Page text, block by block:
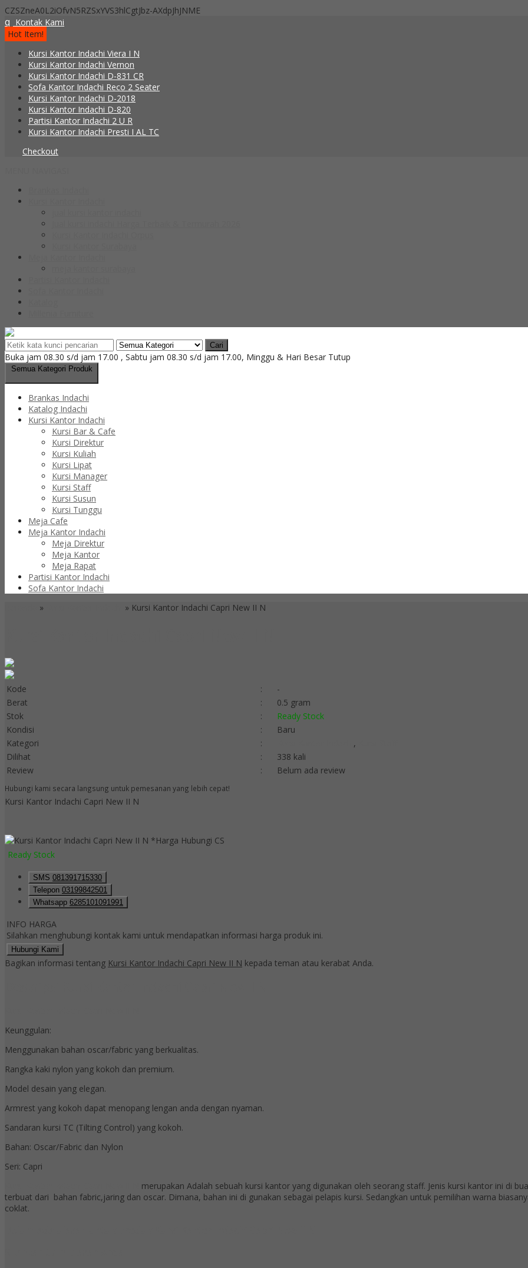
CZSZneA0L2iOfvN5RZSxYVS3hlCgtJbz-AXdpJhJNME
q Kontak Kami
Hot Item!
Kursi Kantor Indachi Viera I N
Kursi Kantor Indachi Vernon
Kursi Kantor Indachi D-831 CR
Sofa Kantor Indachi Reco 2 Seater
Kursi Kantor Indachi D-2018
Kursi Kantor Indachi D-820
Partisi Kantor Indachi 2 U R
Kursi Kantor Indachi Presti I AL TC
Checkout
Cari
Buka jam 08.30 s/d jam 17.00 , Sabtu jam 08.30 s/d jam 17.00, Minggu & Hari Besar Tutup
Semua Kategori Produk
Brankas Indachi
Katalog Indachi
Kursi Kantor Indachi
Kursi Bar & Cafe
Kursi Direktur
Kursi Kuliah
Kursi Lipat
Kursi Manager
Kursi Staff
Kursi Susun
Kursi Tunggu
Meja Cafe
Meja Kantor Indachi
Meja Direktur
Meja Kantor
Meja Rapat
Partisi Kantor Indachi
Sofa Kantor Indachi
» » Kursi Kantor Indachi Capri New II N
Kode :
-
Berat
:
0.5 gram
Stok
:
Ready Stock
Kondisi
:
Baru
Kategori
: ,
Dilihat
:
338 kali
Review
: Belum ada review
Hubungi kami secara langsung untuk pemesanan yang lebih cepat!
Kursi Kantor Indachi Capri New II N
*Harga Hubungi CS
Ready Stock
SMS 081391715330
Telepon 03199842501
Whatsapp 6285101091991
INFO HARGA
Silahkan menghubungi kontak kami untuk mendapatkan informasi harga produk ini.
Hubungi Kami
Bagikan informasi tentang Kursi Kantor Indachi Capri New II N kepada teman atau kerabat Anda.
Keunggulan:
Menggunakan bahan oscar/fabric yang berkualitas.
Rangka kaki nylon yang kokoh dan premium.
Model desain yang elegan.
Armrest yang kokoh dapat menopang lengan anda dengan nyaman.
Sandaran kursi TC (Tilting Control) yang kokoh.
Bahan: Oscar/Fabric dan Nylon
Seri: Capri
merupakan Adalah sebuah kursi kantor yang digunakan oleh seorang staff. Jenis kursi kantor ini di
terbuat dari bahan fabric,jaring dan oscar. Dimana, bahan ini di gunakan sebagai pelapis kursi. Sedangkan untuk pemilihan warna
coklat.